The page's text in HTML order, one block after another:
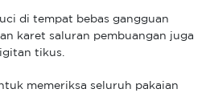
di tempat bebas gangguan
karet saluran pembuangan juga
tikus.
memeriksa seluruh pakaian